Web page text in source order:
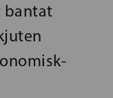
bantat